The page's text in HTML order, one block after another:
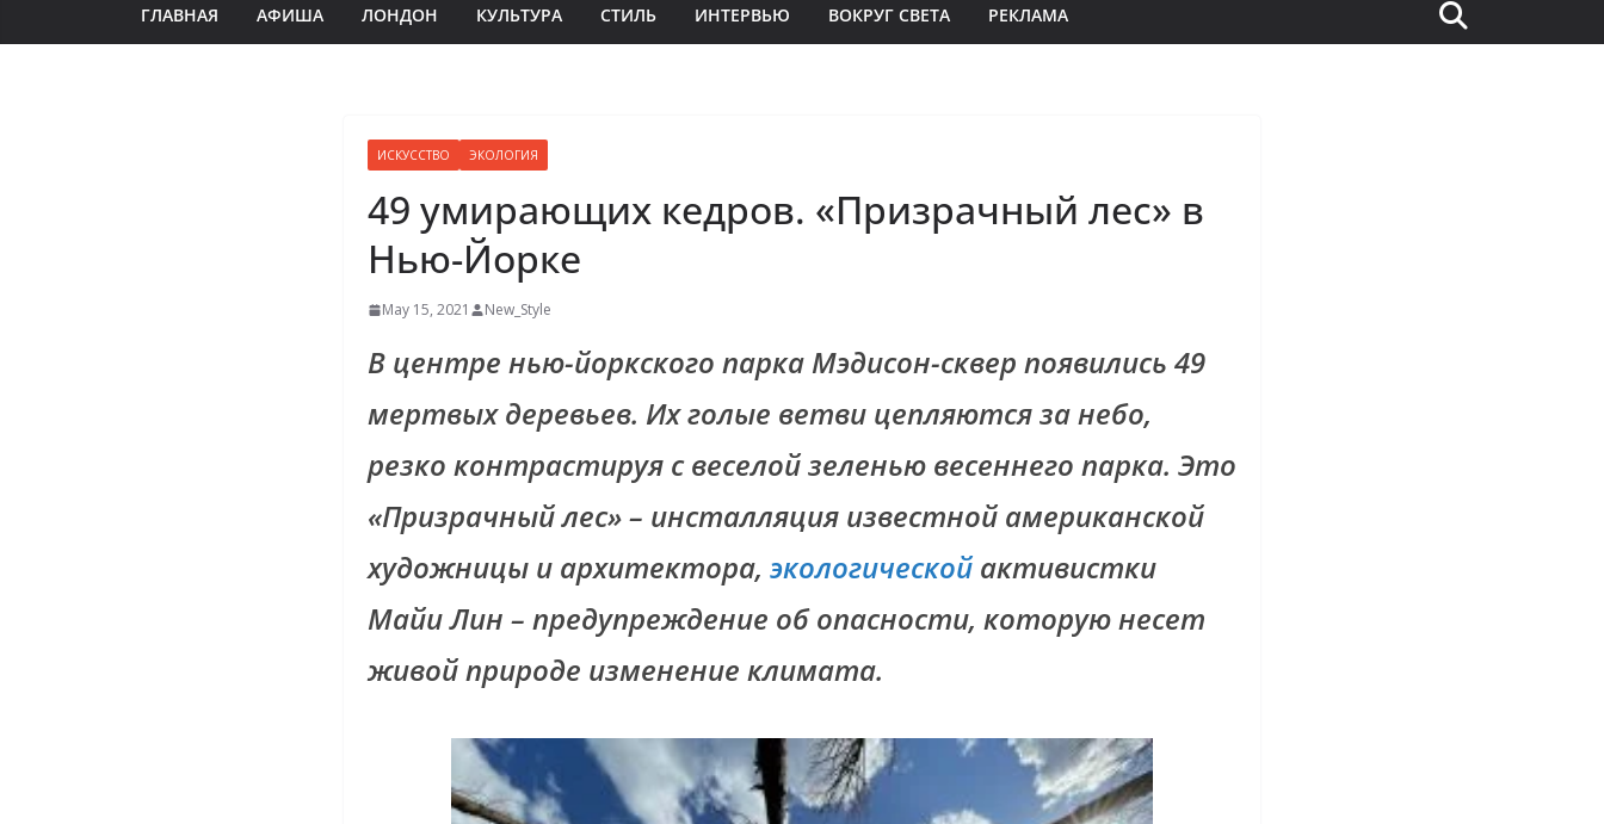
ГЛАВНАЯ АФИША ЛОНДОН КУЛЬТУРА СТИЛЬ ИНТЕРВЬЮ ВОКРУГ СВЕТА РЕКЛАМА
ИСКУССТВО ЭКОЛОГИЯ
49 умирающих кедров. «Призрачный лес» в
Нью-Йорке
May 15, 2021 New_Style
В центре нью-йоркского парка Мэдисон-сквер появились 49
мертвых деревьев. Их голые ветви цепляются за небо,
резко контрастируя с веселой зеленью весеннего парка. Это
«Призрачный лес» – инсталляция известной американской
художницы и архитектора, экологической активистки
Майи Лин – предупреждение об опасности, которую несет
живой природе изменение климата.